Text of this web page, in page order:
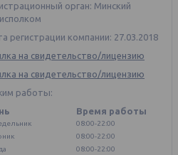
орган: Минский
регистрации компании: 27.03.2018
на свидетельство/лицензию
на свидетельство/лицензию
работы:
Время работы
08:00-22:00
08:00-22:00
08:00-22:00